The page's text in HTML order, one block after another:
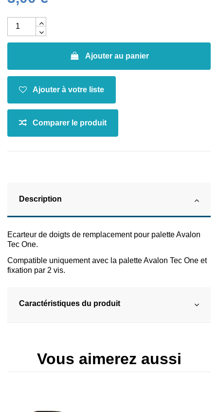
Ajouter au panier
Description
Ecarteur de doigts de remplacement pour palette Avalon
Tec One.
Compatible uniquement avec la palette Avalon Tec One et
fixation par 2 vis.
Caractéristiques du produit
Vous aimerez aussi